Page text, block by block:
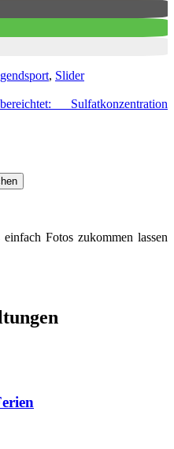
, Slider
Sulfatkonzentration
Fotos zukommen lassen